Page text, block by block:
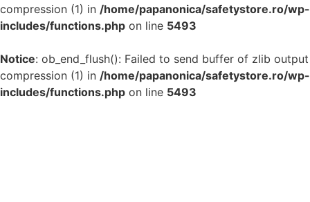
compression (1) in /home/papanonica/safetystore.ro/wp-
includes/functions.php on line 5493
Notice: ob_end_flush(): Failed to send buffer of zlib output
compression (1) in /home/papanonica/safetystore.ro/wp-
includes/functions.php on line 5493